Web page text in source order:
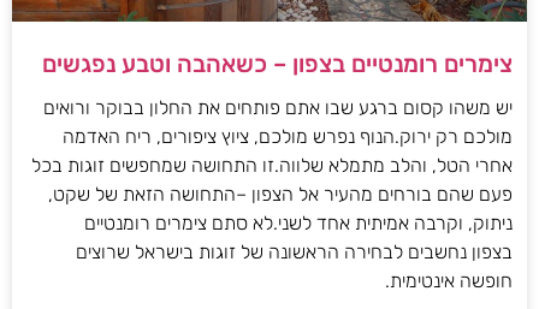
צימרים רומנטיים בצפון – כשאהבה וטבע נפגשים
יש משהו קסום ברגע שבו אתם פותחים את החלון בבוקר ורואים
מולכם רק ירוק.הנוף נפרש מולכם, ציוץ ציפורים, ריח האדמה
אחרי הטל, והלב מתמלא שלווה.זו התחושה שמחפשים זוגות בכל
פעם שהם בורחים מהעיר אל הצפון –התחושה הזאת של שקט,
ניתוק, וקרבה אמיתית אחד לשני.לא סתם צימרים רומנטיים
בצפון נחשבים לבחירה הראשונה של זוגות בישראל שרוצים
חופשה אינטימית.